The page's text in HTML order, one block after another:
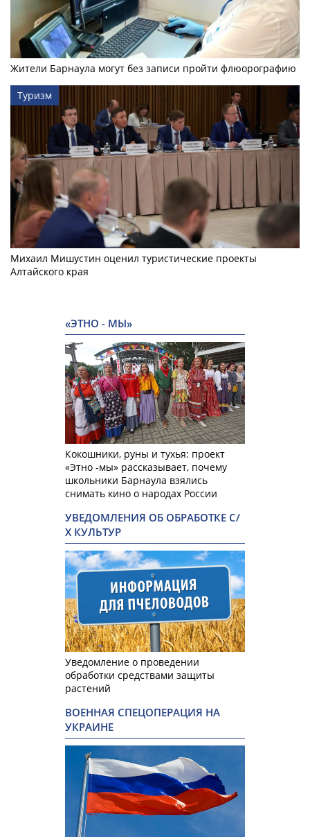
Жители Барнаула могут без записи пройти флюорографию
Туризм
Михаил Мишустин оценил туристические проекты
Алтайского края
«ЭТНО - МЫ»
Кокошники, руны и тухья: проект
«Этно -мы» рассказывает, почему
школьники Барнаула взялись
снимать кино о народах России
УВЕДОМЛЕНИЯ ОБ ОБРАБОТКЕ С/
Х КУЛЬТУР
Уведомление о проведении
обработки средствами защиты
растений
ВОЕННАЯ СПЕЦОПЕРАЦИЯ НА
УКРАИНЕ